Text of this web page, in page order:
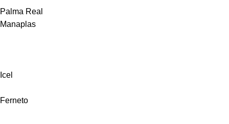
Palma Real
Manaplas
Icel
Ferneto